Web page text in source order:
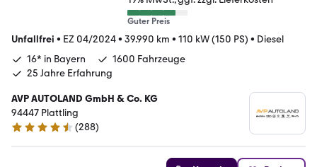
Guter Preis
Unfallfrei • EZ 04/2024• 39.990 km • 110 kW (150 PS) • Diesel
16* in Bayern
1600 Fahrzeuge
25 Jahre Erfahrung
AVP AUTOLAND GmbH & Co. KG
94447 Plattling
4.3 Sterne
(288)